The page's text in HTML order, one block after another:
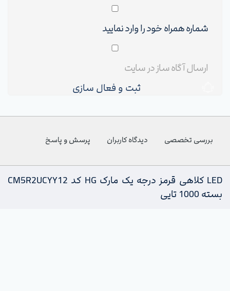
ثبت و فعال سازی
بررسی تخصصی دیدگاه کاربران پرسش و پاسخ
LED کلاهی قرمز درجه یک مارک HG کد CM5R2UCYY12
بسته 1000 تایی